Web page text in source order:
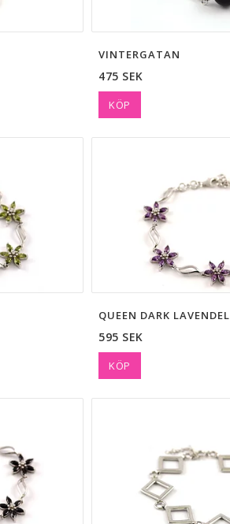
VINTERGATAN
475 SEK
KÖP
QUEEN DARK LAVENDEL
595 SEK
KÖP